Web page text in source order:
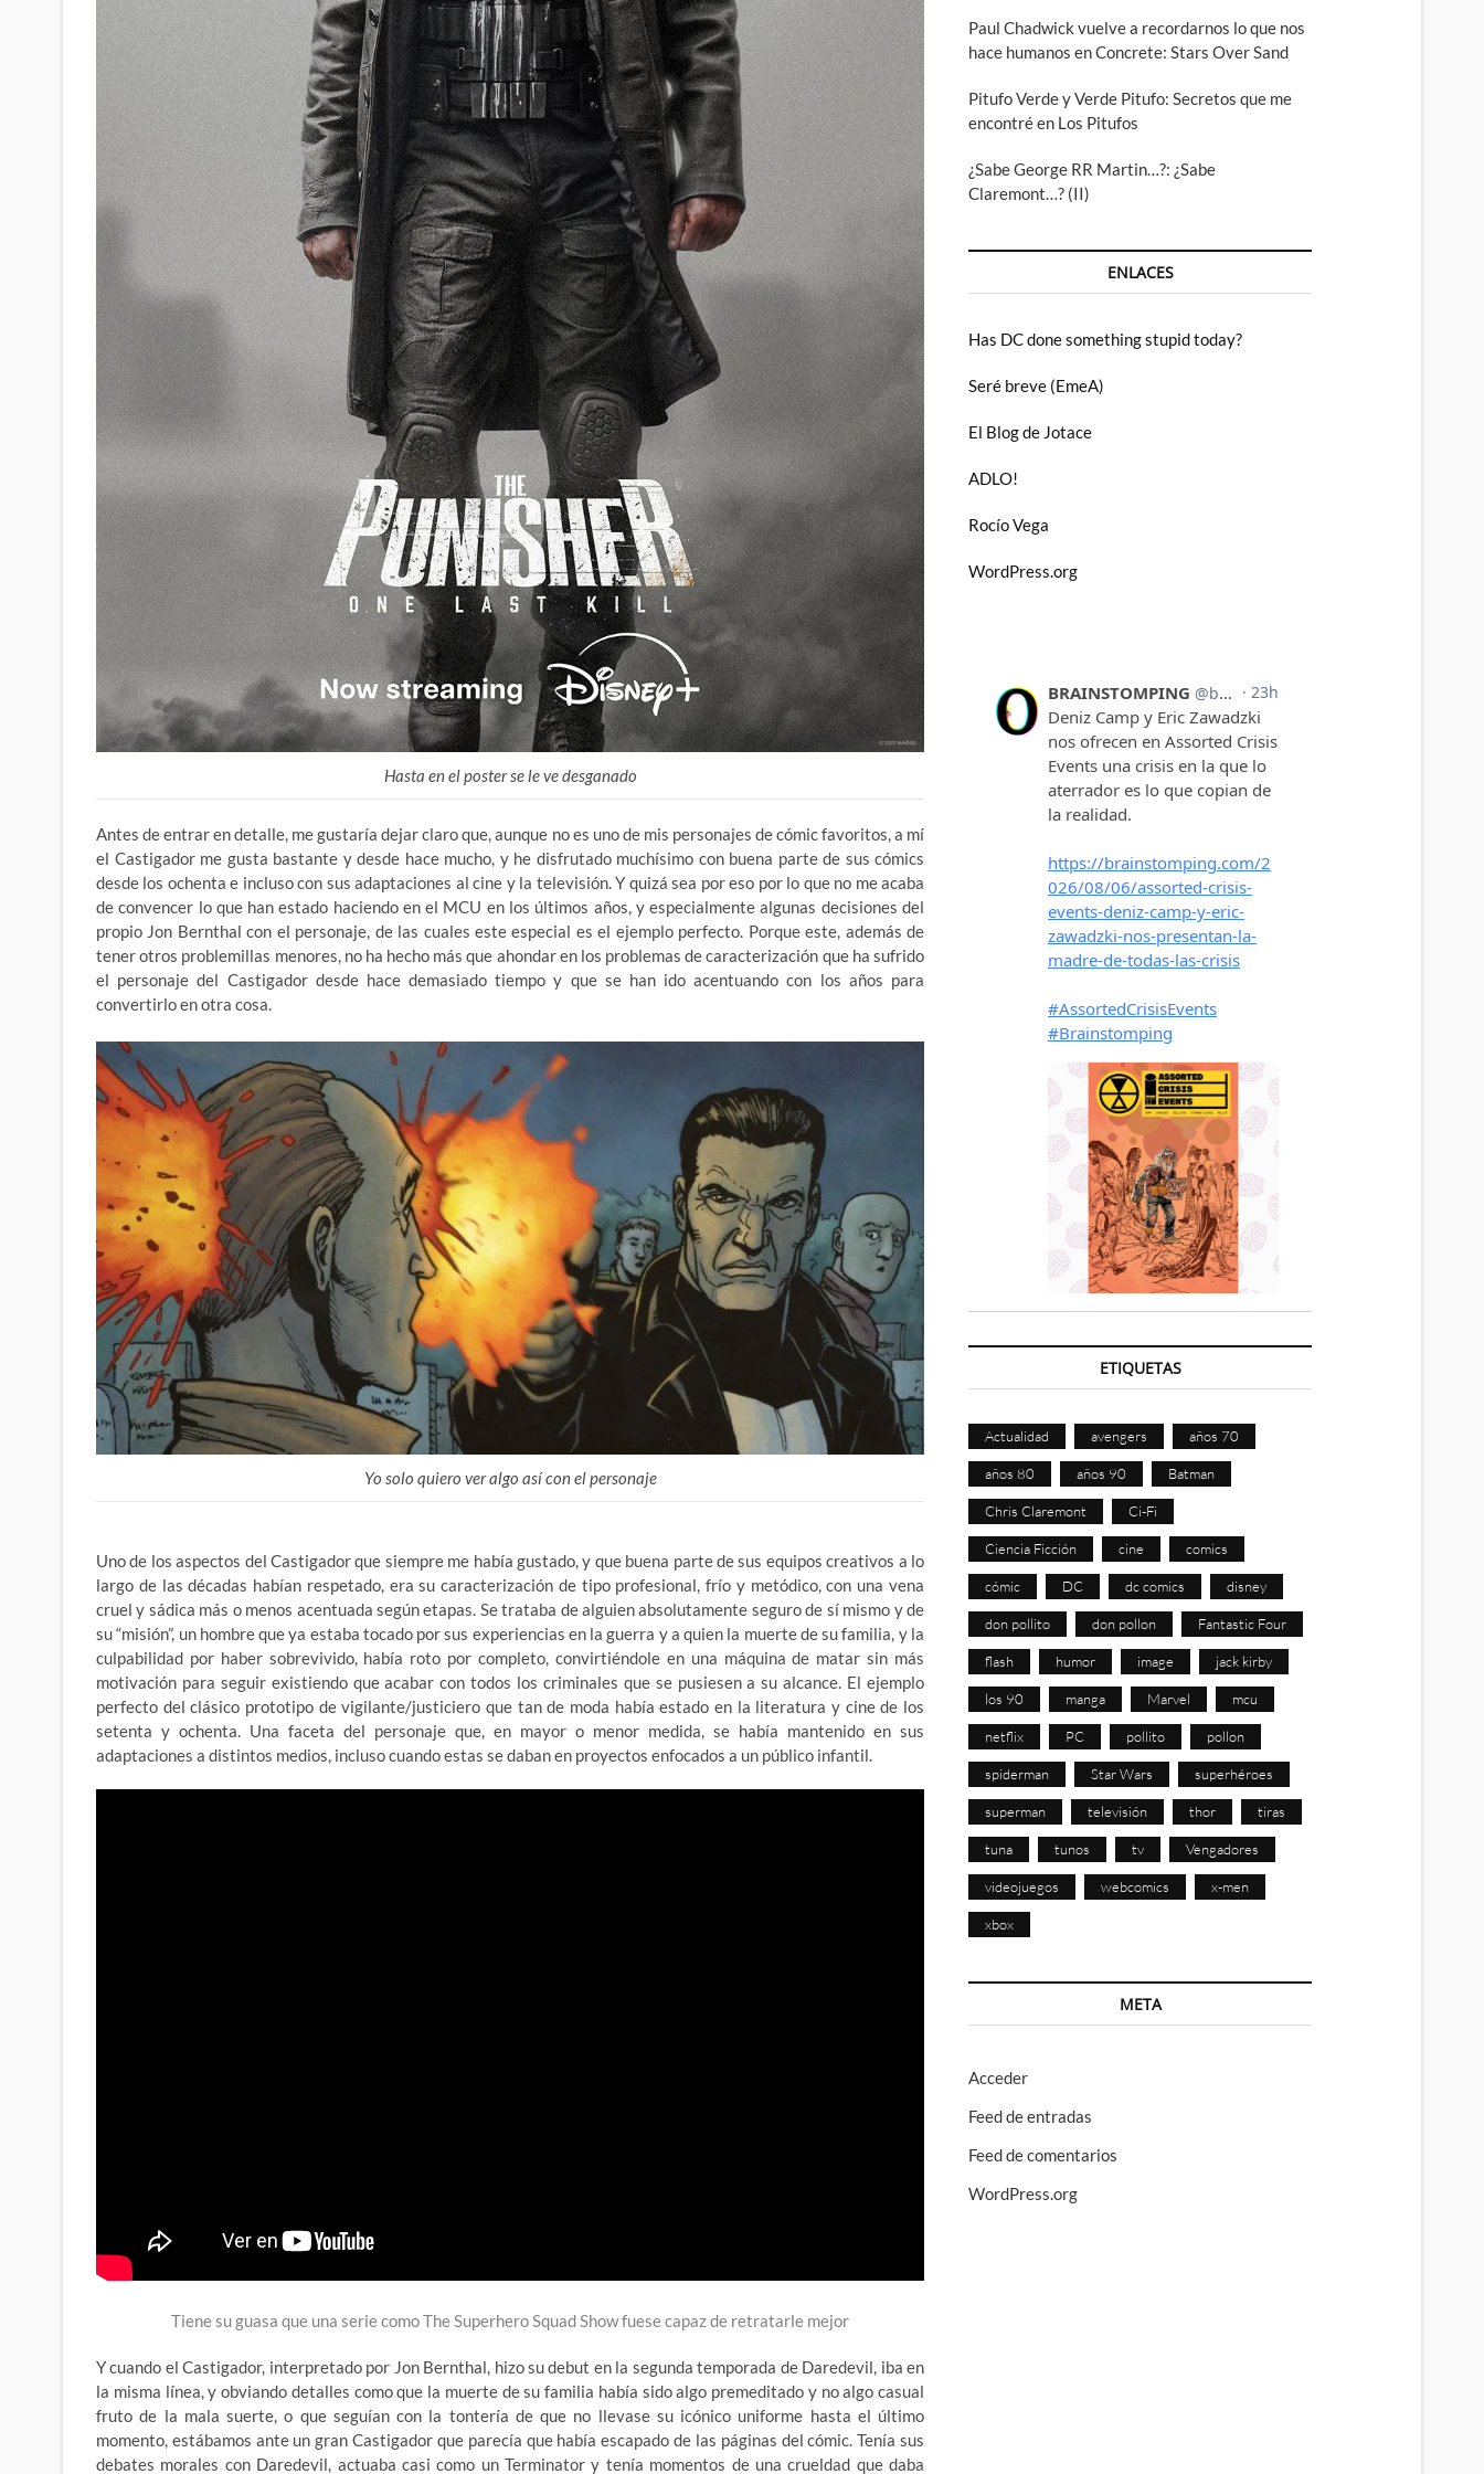
Hasta en el poster se le ve desganado
Antes de entrar en detalle, me gustaría dejar claro que, aunque no es uno de mis personajes de cómic favoritos, a mí
el Castigador me gusta bastante y desde hace mucho, y he disfrutado muchísimo con buena parte de sus cómics
desde los ochenta e incluso con sus adaptaciones al cine y la televisión. Y quizá sea por eso por lo que no me acaba
de convencer lo que han estado haciendo en el MCU en los últimos años, y especialmente algunas decisiones del
propio Jon Bernthal con el personaje, de las cuales este especial es el ejemplo perfecto. Porque este, además de
tener otros problemillas menores, no ha hecho más que ahondar en los problemas de caracterización que ha sufrido
el personaje del Castigador desde hace demasiado tiempo y que se han ido acentuando con los años para
convertirlo en otra cosa.
Yo solo quiero ver algo así con el personaje
Uno de los aspectos del Castigador que siempre me había gustado, y que buena parte de sus equipos creativos a lo
largo de las décadas habían respetado, era su caracterización de tipo profesional, frío y metódico, con una vena
cruel y sádica más o menos acentuada según etapas. Se trataba de alguien absolutamente seguro de sí mismo y de
su “misión”, un hombre que ya estaba tocado por sus experiencias en la guerra y a quien la muerte de su familia, y la
culpabilidad por haber sobrevivido, había roto por completo, convirtiéndole en una máquina de matar sin más
motivación para seguir existiendo que acabar con todos los criminales que se pusiesen a su alcance. El ejemplo
perfecto del clásico prototipo de vigilante/justiciero que tan de moda había estado en la literatura y cine de los
setenta y ochenta. Una faceta del personaje que, en mayor o menor medida, se había mantenido en sus
adaptaciones a distintos medios, incluso cuando estas se daban en proyectos enfocados a un público infantil.
Tiene su guasa que una serie como The Superhero Squad Show fuese capaz de retratarle mejor
Y cuando el Castigador, interpretado por Jon Bernthal, hizo su debut en la segunda temporada de Daredevil, iba en
la misma línea, y obviando detalles como que la muerte de su familia había sido algo premeditado y no algo casual
fruto de la mala suerte, o que seguían con la tontería de que no llevase su icónico uniforme hasta el último
momento, estábamos ante un gran Castigador que parecía que había escapado de las páginas del cómic. Tenía sus
debates morales con Daredevil, actuaba casi como un Terminator y tenía momentos de una crueldad que daba
Paul Chadwick vuelve a recordarnos lo que nos
hace humanos en Concrete: Stars Over Sand
Pitufo Verde y Verde Pitufo: Secretos que me
encontré en Los Pitufos
¿Sabe George RR Martin…?: ¿Sabe
Claremont…? (II)
ENLACES
Has DC done something stupid today?
Seré breve (EmeA)
El Blog de Jotace
ADLO!
Rocío Vega
WordPress.org
ETIQUETAS
Actualidad avengers años 70
años 80 años 90 Batman
Chris Claremont Ci-Fi
Ciencia Ficción cine comics
cómic DC dc comics disney
don pollito don pollon Fantastic Four
flash humor image jack kirby
los 90 manga Marvel mcu
netflix PC pollito pollon
spiderman Star Wars superhéroes
superman televisión thor tiras
tuna tunos tv Vengadores
videojuegos webcomics x-men
xbox
META
Acceder
Feed de entradas
Feed de comentarios
WordPress.org